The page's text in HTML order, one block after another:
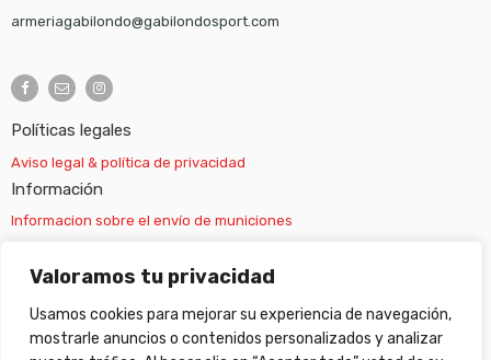
Valoramos tu privacidad
Usamos cookies para mejorar su experiencia de navegación,
mostrarle anuncios o contenidos personalizados y analizar
armeriagabilondo@gabilondosport.com
Políticas legales
Aviso legal & política de privacidad
Información
Informacion sobre el envío de municiones
Información sobre el envío de armas
Cambios y devoluciones